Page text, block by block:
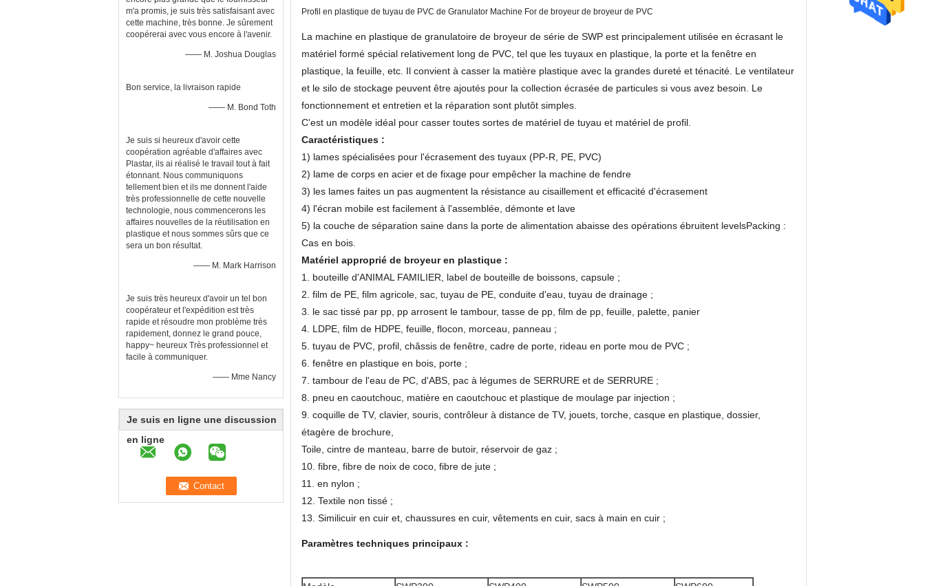
m'a promis, je suis très satisfaisant avec
cette machine, très bonne. Je sûrement
coopérerai avec vous encore à l'avenir.
—— M. Joshua Douglas
Bon service, la livraison rapide
—— M. Bond Toth
Je suis si heureux d'avoir cette
coopération agréable d'affaires avec
Plastar, ils ai réalisé le travail tout à fait
étonnant. Nous communiquons
tellement bien et ils me donnent l'aide
très professionnelle de cette nouvelle
technologie, nous commencerons les
affaires nouvelles de la réutilisation en
plastique et nous sommes sûrs que ce
sera un bon résultat.
—— M. Mark Harrison
Je suis très heureux d'avoir un tel bon
coopérateur et l'expédition est très
rapide et résoudre mon problème très
rapidement, donnez le grand pouce,
happy~ heureux Très professionnel et
facile à communiquer.
—— Mme Nancy
Je suis en ligne une discussion
en ligne
Profil en plastique de tuyau de PVC de Granulator Machine For de broyeur de broyeur de PVC
La machine en plastique de granulatoire de broyeur de série de SWP est principalement utilisée en écrasant le
matériel formé spécial relativement long de PVC, tel que les tuyaux en plastique, la porte et la fenêtre en
plastique, la feuille, etc. Il convient à casser la matière plastique avec la grandes dureté et ténacité. Le ventilateur
et le silo de stockage peuvent être ajoutés pour la collection écrasée de particules si vous avez besoin. Le
fonctionnement et entretien et la réparation sont plutôt simples.
C'est un modèle idéal pour casser toutes sortes de matériel de tuyau et matériel de profil.
Caractéristiques :
1) lames spécialisées pour l'écrasement des tuyaux (PP-R, PE, PVC)
2) lame de corps en acier et de fixage pour empêcher la machine de fendre
3) les lames faites un pas augmentent la résistance au cisaillement et efficacité d'écrasement
4) l'écran mobile est facilement à l'assemblée, démonte et lave
5) la couche de séparation saine dans la porte de alimentation abaisse des opérations ébruitent levelsPacking :
Cas en bois.
Matériel approprié de broyeur en plastique :
1. bouteille d'ANIMAL FAMILIER, label de bouteille de boissons, capsule ;
2. film de PE, film agricole, sac, tuyau de PE, conduite d'eau, tuyau de drainage ;
3. le sac tissé par pp, pp arrosent le tambour, tasse de pp, film de pp, feuille, palette, panier
4. LDPE, film de HDPE, feuille, flocon, morceau, panneau ;
5. tuyau de PVC, profil, châssis de fenêtre, cadre de porte, rideau en porte mou de PVC ;
6. fenêtre en plastique en bois, porte ;
7. tambour de l'eau de PC, d'ABS, pac à légumes de SERRURE et de SERRURE ;
8. pneu en caoutchouc, matière en caoutchouc et plastique de moulage par injection ;
9. coquille de TV, clavier, souris, contrôleur à distance de TV, jouets, torche, casque en plastique, dossier,
étagère de brochure,
Toile, cintre de manteau, barre de butoir, réservoir de gaz ;
10. fibre, fibre de noix de coco, fibre de jute ;
11. en nylon ;
12. Textile non tissé ;
13. Similicuir en cuir et, chaussures en cuir, vêtements en cuir, sacs à main en cuir ;
Paramètres techniques principaux :